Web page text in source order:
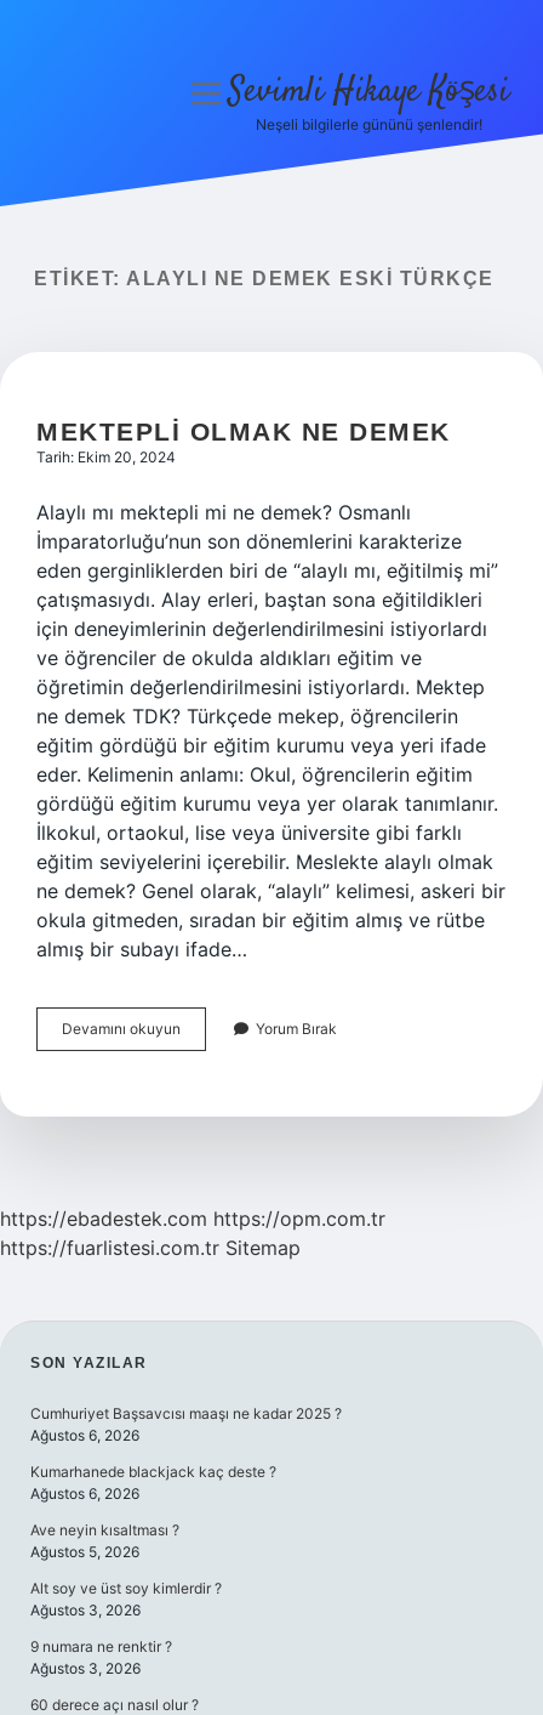
Yasal Uyarı
menüyüSevimli Hikaye Köşesi
Neşeli bilgilerle gününü şenlendir!
ETIKET: ALAYLI NE DEMEK ESKI TÜRKÇE
MEKTEPLI OLMAK NE DEMEK
Tarih: Ekim 20, 2024
Alaylı mı mektepli mi ne demek? Osmanlı
İmparatorluğu’nun son dönemlerini karakterize
eden gerginliklerden biri de “alaylı mı, eğitilmiş mi”
çatışmasıydı. Alay erleri, baştan sona eğitildikleri
için deneyimlerinin değerlendirilmesini istiyorlardı
ve öğrenciler de okulda aldıkları eğitim ve
öğretimin değerlendirilmesini istiyorlardı. Mektep
ne demek TDK? Türkçede mekep, öğrencilerin
eğitim gördüğü bir eğitim kurumu veya yeri ifade
eder. Kelimenin anlamı: Okul, öğrencilerin eğitim
gördüğü eğitim kurumu veya yer olarak tanımlanır.
İlkokul, ortaokul, lise veya üniversite gibi farklı
eğitim seviyelerini içerebilir. Meslekte alaylı olmak
ne demek? Genel olarak, “alaylı” kelimesi, askeri bir
okula gitmeden, sıradan bir eğitim almış ve rütbe
almış bir subayı ifade…
Devamını okuyun Mektepli
Olmak
Yorum Bırak
https://ebadestek.com https://opm.com.tr
https://fuarlistesi.com.tr Sitemap
SIDEBAR
SON YAZILAR
Cumhuriyet Başsavcısı maaşı ne kadar 2025 ?
Ağustos 6, 2026
Kumarhanede blackjack kaç deste ?
Ağustos 6, 2026
Ave neyin kısaltması ?
Ağustos 5, 2026
Alt soy ve üst soy kimlerdir ?
Ağustos 3, 2026
9 numara ne renktir ?
Ağustos 3, 2026
60 derece açı nasıl olur ?